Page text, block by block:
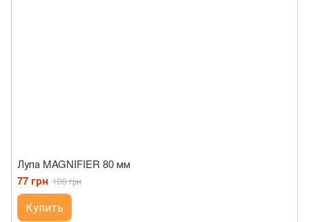
Лупа MAGNIFIER 80 мм
77 грн 100 грн
Купить